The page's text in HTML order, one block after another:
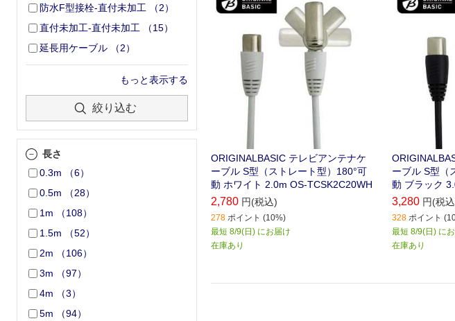
防水F型接栓-直付未加工
（2）
直付未加工-直付未加工
（15）
延長用ケーブル
（2）
もっと表示する
絞り込む
長さ
0.3m
（6）
0.5m
（28）
1m
（108）
1.5m
（52）
2m
（106）
3m
（97）
4m
（3）
5m
（94）
ORIGINALBASIC テレビアンテナケ
ーブル S型（ストレート型）180°可
動 ホワイト 2.0m OS-TCSK2C20WH
2,780 円(税込)
278 ポイント (10%)
最短 8/9(日) にお届け
在庫あり
ーブル S型（
動 ブラック
3,280 円(税
328 ポイント
最短 8/9(日) に
在庫あり